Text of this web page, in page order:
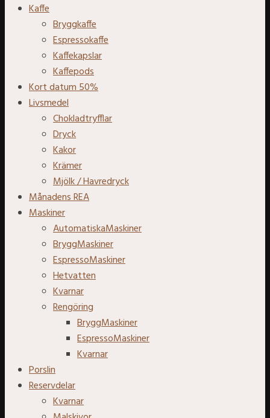
Kaffe
Bryggkaffe
Espressokaffe
Kaffekapslar
Kaffepods
Kort datum 50%
Livsmedel
Chokladtryfflar
Dryck
Kakor
Krämer
Mjölk / Havredryck
Månadens REA
Maskiner
AutomatiskaMaskiner
BryggMaskiner
EspressoMaskiner
Hetvatten
Kvarnar
Rengöring
BryggMaskiner
EspressoMaskiner
Kvarnar
Porslin
Reservdelar
Kvarnar